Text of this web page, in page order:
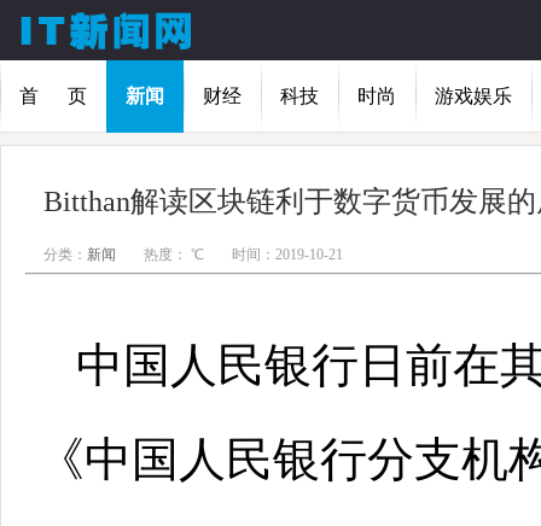
首 页 新闻 财经 科技 时尚 游戏娱乐
Bitthan解读区块链利于数字货币发展
分类： 新闻 热度： ℃ 时间：2019-10-21
中国人民银行日前在
《中国人民银行分支机